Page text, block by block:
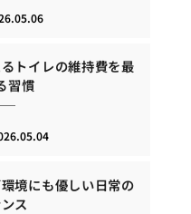
トイレの維持費を最
習慣
境にも優しい日常の
ス